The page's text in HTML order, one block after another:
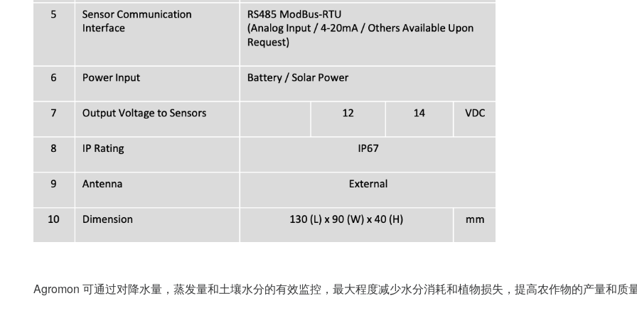
Agromon 可通过对降水量，蒸发量和土壤水分的有效监控，最大程度减少水分消耗和植物损失，提高农作物的产量和质